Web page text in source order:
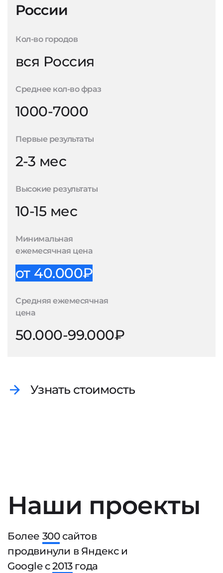
России
Кол-во городов
вся Россия
Среднее кол-во фраз
1000-7000
Первые результаты
2-3 мес
Высокие результаты
10-15 мес
Минимальная
ежемесячная цена
от 40.000₽
Средняя ежемесячная
цена
50.000-99.000₽
Узнать стоимость
Наши проекты
Более 300сайтов
продвинули в Яндекс и
Google с2013года